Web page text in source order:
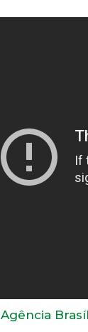
Agência